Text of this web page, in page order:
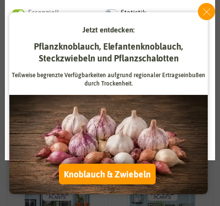
Kübelpflanzen, sind Palmen ein auffälliger Blickfang.
11 Ergebnisse gefunden in Palmensamen
Essenziell Statistik
Zahlungsdienstleister Marketing
Externe Medien Funktional
Weitere Einstellungen
Alle akzeptieren
Alle ablehnen
Auswahl akzeptieren
Jetzt entdecken:
Pflanzknoblauch, Elefantenknoblauch,
Steckzwiebeln und Pflanzschalotten
Teilweise begrenzte Verfügbarkeiten aufgrund regionaler Ertragseinbußen
durch Trockenheit.
Knoblauch & Zwiebeln